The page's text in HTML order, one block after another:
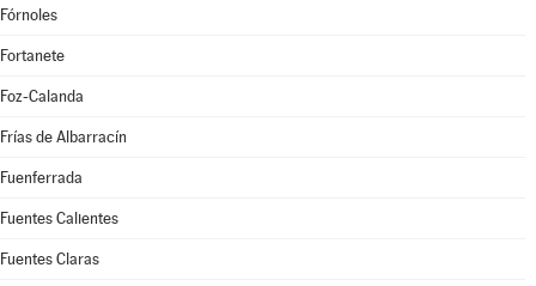
Fórnoles
Fortanete
Foz-Calanda
Frías de Albarracín
Fuenferrada
Fuentes Calientes
Fuentes Claras